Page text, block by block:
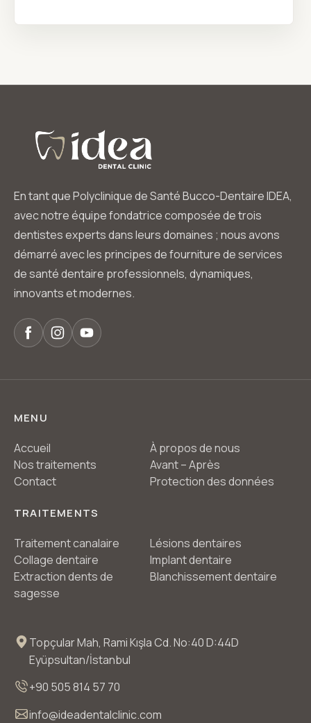
En tant que Polyclinique de Santé Bucco-Dentaire IDEA,
avec notre équipe fondatrice composée de trois
dentistes experts dans leurs domaines ; nous avons
démarré avec les principes de fourniture de services
de santé dentaire professionnels, dynamiques,
innovants et modernes.
MENU
Accueil
À propos de nous
Nos traitements
Avant – Après
Contact
Protection des données
TRAITEMENTS
Traitement canalaire
Lésions dentaires
Collage dentaire
Implant dentaire
Extraction dents de
sagesse
Blanchissement dentaire
Topçular Mah, Rami Kışla Cd. No:40 D:44D
Eyüpsultan/İstanbul
+90 505 814 57 70
info@ideadentalclinic.com